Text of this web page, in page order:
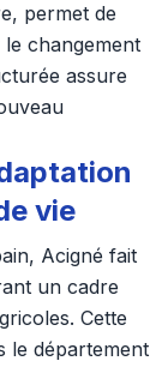
permet de
le changement
assure
vie
Acigné fait
un cadre
Cette
le département